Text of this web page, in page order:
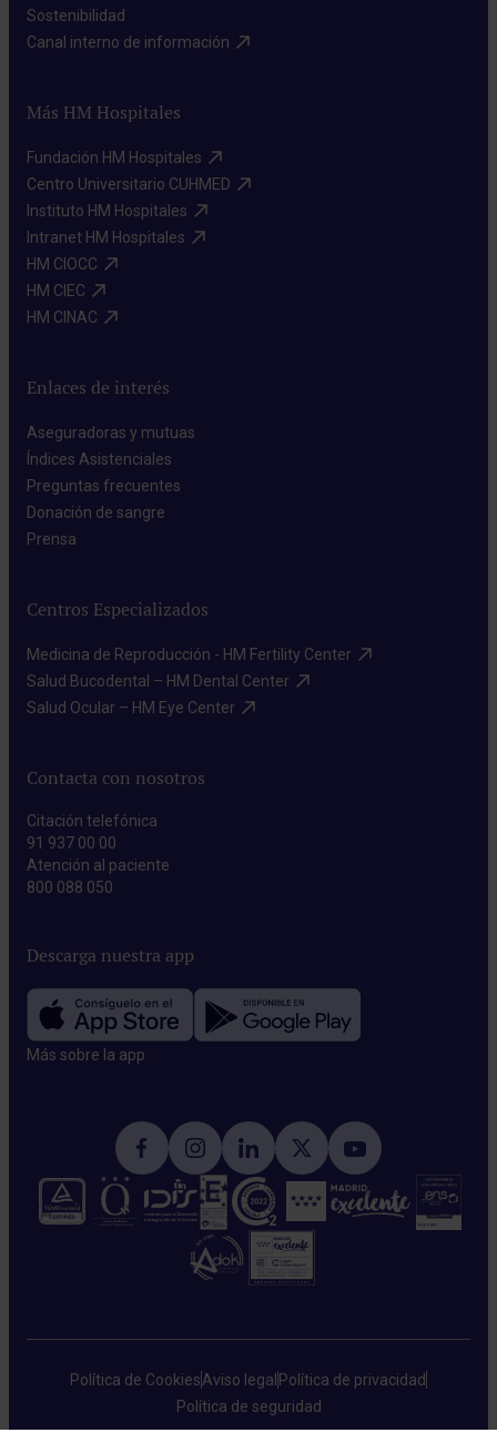
Sostenibilidad​
Canal interno de información​
Más HM Hospitales
Fundación HM Hospitales​
Centro Universitario CUHMED​
Instituto HM Hospitales​
Intranet HM Hospitales​
HM CIOCC​
HM CIEC​
HM CINAC​
Enlaces de interés
Aseguradoras y mutuas​
Índices Asistenciales​
Preguntas frecuentes​
Donación de sangre​
Prensa​
Centros Especializados
Medicina de Reproducción - HM Fertility Center​
Salud Bucodental – HM Dental Center​
Salud Ocular – HM Eye Center​
Contacta con nosotros
Citación telefónica
91 937 00 00
Atención al paciente
800 088 050
Descarga nuestra app
Más sobre la app​
Política de CookiesAviso legal Política de privacidad
Política de seguridad